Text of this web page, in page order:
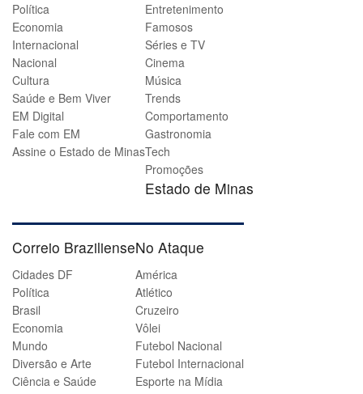
Política
Economia
Internacional
Nacional
Cultura
Saúde e Bem Viver
EM Digital
Fale com EM
Assine o Estado de Minas
Entretenimento
Famosos
Séries e TV
Cinema
Música
Trends
Comportamento
Gastronomia
Tech
Promoções
Estado de Minas
Correio Braziliense
Cidades DF
Política
Brasil
Economia
Mundo
Diversão e Arte
Ciência e Saúde
No Ataque
América
Atlético
Cruzeiro
Vôlei
Futebol Nacional
Futebol Internacional
Esporte na Mídia